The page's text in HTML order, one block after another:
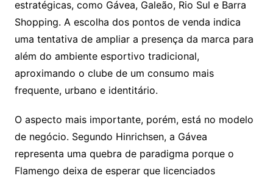
estratégicas, como Gávea, Galeão, Rio Sul e Barra
Shopping. A escolha dos pontos de venda indica
uma tentativa de ampliar a presença da marca para
além do ambiente esportivo tradicional,
aproximando o clube de um consumo mais
frequente, urbano e identitário.
O aspecto mais importante, porém, está no modelo
de negócio. Segundo Hinrichsen, a Gávea
representa uma quebra de paradigma porque o
Flamengo deixa de esperar que licenciados